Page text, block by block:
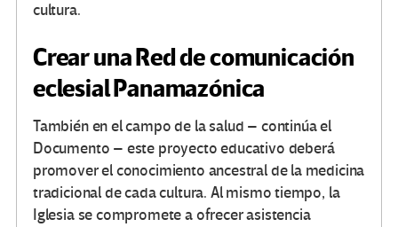
cultura.
Crear una Red de comunicación
eclesial Panamazónica
También en el campo de la salud – continúa el
Documento – este proyecto educativo deberá
promover el conocimiento ancestral de la medicina
tradicional de cada cultura. Al mismo tiempo, la
Iglesia se compromete a ofrecer asistencia